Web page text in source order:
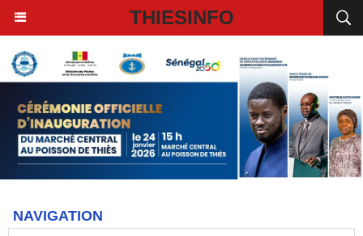
THIESINFO
NAVIGATION